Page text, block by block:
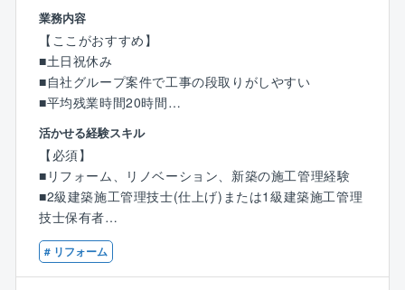
できる風土が整っています。
業務内容
【ここがおすすめ】
■土日祝休み
■自社グループ案件で工事の段取りがしやすい
■平均残業時間20時間
■フレックスタイム制のため、自身の予定や業務量に合
わせ働くことができます。
【業務内容】
賃貸アパート等の改修・改築のリフォーム工事におけ
る施工管理業務を担当していただきます。
同社のリフォームは主に外壁工事を中心としておりま
す。
活かせる経験スキル
【必須】
■リフォーム、リノベーション、新築の施工管理経験
■2級建築施工管理技士(仕上げ)または1級建築施工管理
技士保有者
■普通自動車運転免許 (マイカー通勤となります)
【歓迎】
# リフォーム